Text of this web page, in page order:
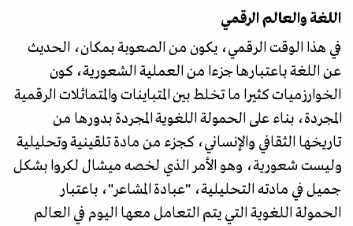
اللغة والعالم الرقمي
في هذا الوقت الرقمي، يكون من الصعوبة بمكان، الحديث
عن اللغة باعتبارها جزءا من العملية الشعورية، كون
الخوارزميات كثيرا ما تخلط بين المتباينات والمتماثلات الرقمية
المجردة، بناء على الحمولة اللغوية المجردة بدورها من
تاريخها الثقافي والإنساني، كجزء من مادة تلقينية وتحليلية
وليست شعورية، وهو الأمر الذي لخصه ميشال لكروا بشكل
جميل في مادته التحليلية، "عبادة المشاعر"، باعتبار
الحمولة اللغوية التي يتم التعامل معها اليوم في العالم